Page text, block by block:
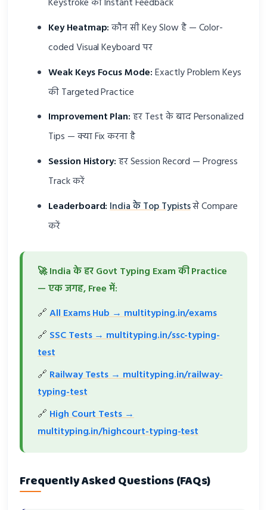
Key Heatmap:कौन सी Key Slow है — Color-
coded Visual Keyboard पर
Weak Keys Focus Mode:Exactly Problem Keys
की Targeted Practice
Improvement Plan:हर Test के बाद Personalized
Tips — क्या Fix करना है
Session History:हर Session Record — Progress
Track करें
Leaderboard: India के Top Typistsसे Compare
करें
🚀 India के हर Govt Typing Exam की Practice
— एक जगह, Free में:
🔗All Exams Hub → multityping.in/exams
🔗SSC Tests → multityping.in/ssc-typing-
test
🔗Railway Tests → multityping.in/railway-
typing-test
🔗High Court Tests →
multityping.in/highcourt-typing-test
Frequently Asked Questions (FAQs)